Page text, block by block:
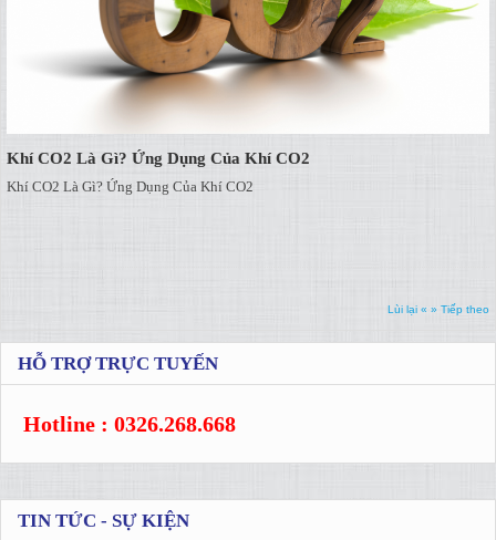
Khí CO2 Là Gì? Ứng Dụng Của Khí CO2
Khí CO2 Là Gì? Ứng Dụng Của Khí CO2
Lùi lại « » Tiếp theo
HỖ TRỢ TRỰC TUYẾN
Hotline : 0326.268.668
TIN TỨC - SỰ KIỆN